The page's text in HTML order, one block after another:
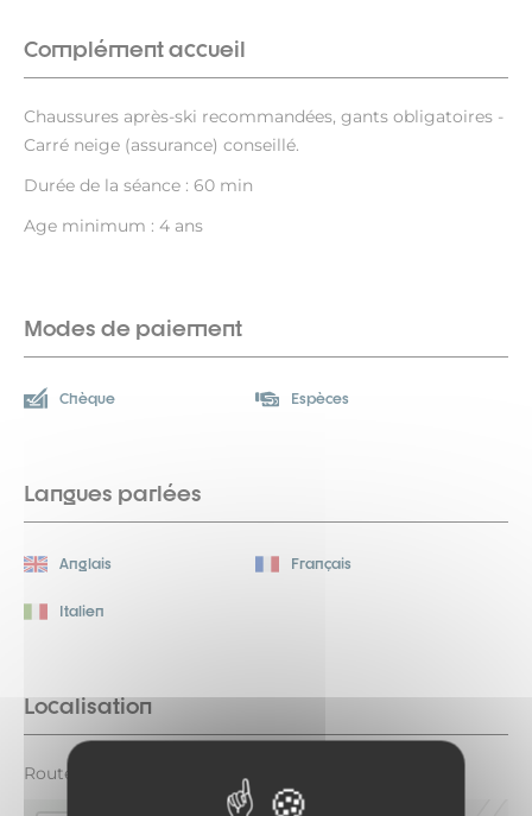
Complément accueil
Chaussures après-ski recommandées, gants obligatoires -
Carré neige (assurance) conseillé.
Durée de la séance : 60 min
Age minimum : 4 ans
Modes de paiement
Chèque Espèces
Langues parlées
Anglais Français
Italien
Localisation
Route des Barrages derrière la Maison d'Aussois.